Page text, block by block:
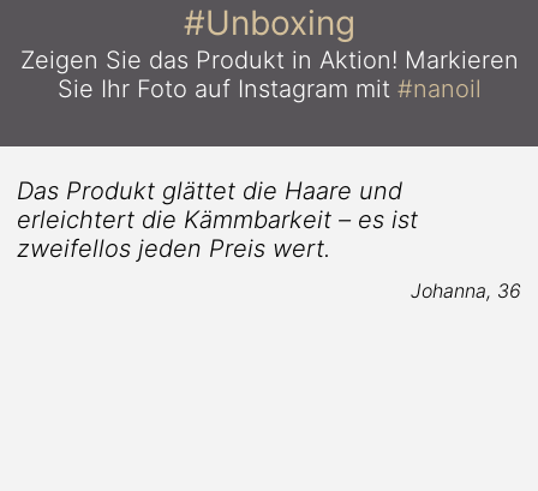
#Unboxing
Zeigen Sie das Produkt in Aktion! Markieren
Sie Ihr Foto auf Instagram mit #nanoil
Das Produkt glättet die Haare und
erleichtert die Kämmbarkeit – es ist
zweifellos jeden Preis wert.
Johanna, 36